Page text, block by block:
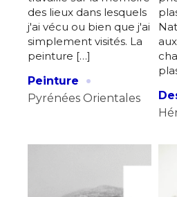
des lieux dans lesquels
j'ai vécu ou bien que j'ai
simplement visités. La
peinture […]
Peinture
·
Pyrénées Orientales